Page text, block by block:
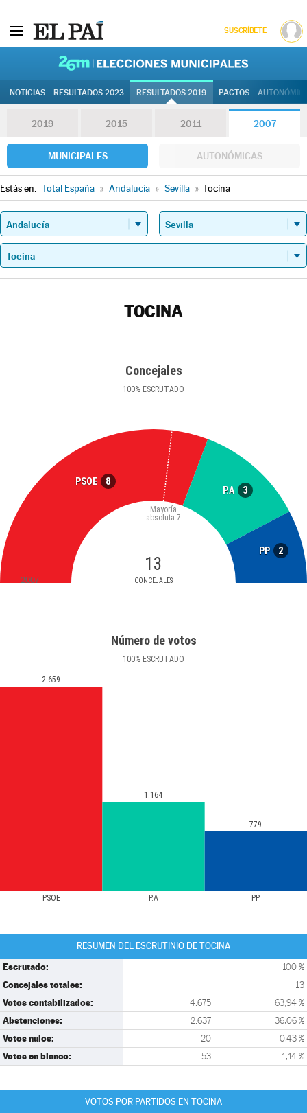
SUSCRÍBETE
NOTICIAS RESULTADOS 2023 RESULTADOS 2019 PACTOS
2019 2015 2011 2007
MUNICIPALES AUTONÓMICAS
Estás en: Total España » Andalucía » Sevilla » Tocina
TOCINA
Concejales
100% ESCRUTADO
PSOE 8
P.A 3
PP 2
13
CONCEJALES
Mayoría
absoluta 7
2007
Número de votos
100% ESCRUTADO
PSOE P.A PP
2.659
1.164
779
RESUMEN DEL ESCRUTINIO DE TOCINA
Escrutado: 100 %
Concejales totales: 13
Votos contabilizados: 4.675 63,94 %
Abstenciones: 2.637 36,06 %
Votos nulos: 20 0,43 %
Votos en blanco: 53 1,14 %
VOTOS POR PARTIDOS EN TOCINA